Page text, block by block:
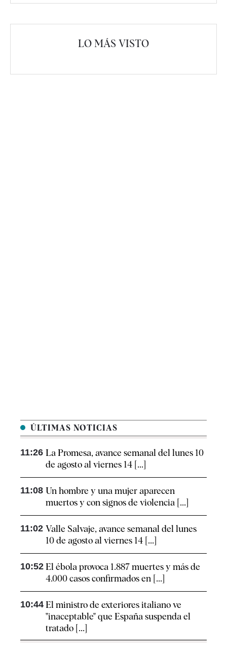
LO MÁS VISTO
ÚLTIMAS NOTICIAS
11:26 La Promesa, avance semanal del lunes 10
de agosto al viernes 14 [...]
11:08 Un hombre y una mujer aparecen
muertos y con signos de violencia [...]
11:02 Valle Salvaje, avance semanal del lunes
10 de agosto al viernes 14 [...]
10:52 El ébola provoca 1.887 muertes y más de
4.000 casos confirmados en [...]
10:44 El ministro de exteriores italiano ve
"inaceptable" que España suspenda el
tratado [...]